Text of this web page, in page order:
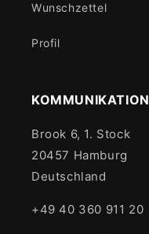
Wunschzettel
Profil
KOMMUNIKATION
Brook 6, 1. Stock
20457 Hamburg
Deutschland
+49 40 360 911 20